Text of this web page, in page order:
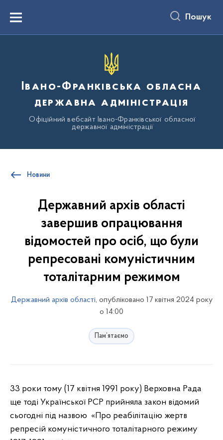
вмістуMenu Пошук
Івано-Франківська обласна
державна адміністрація
Офіційний вебсайт Івано-Франківської обласної
державної адміністрації
Новини
Державний архів області
завершив опрацювання
відомостей про осіб, що були
репресовані комуністичним
тоталітарним режимом
Державний архів області, опубліковано 17 квітня 2024 року
о 14:00
Пам’ятаємо
33 роки тому (17 квітня 1991 року) Верховна Рада
ще тоді Української РСР прийняла закон відомий
сьогодні під назвою «Про реабілітацію жертв
репресій комуністичного тоталітарного режиму